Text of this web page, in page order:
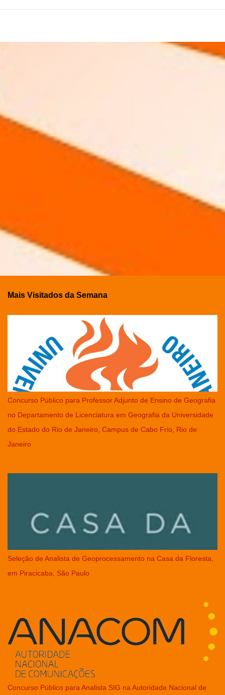
Mais Visitados da Semana
Concurso Público para Professor Adjunto de Ensino de Geografia
no Departamento de Licenciatura em Geografia da Universidade
do Estado do Rio de Janeiro, Campus de Cabo Frio, Rio de
Janeiro
Seleção de Analista de Geoprocessamento na Casa da Floresta,
em Piracicaba, São Paulo
Concurso Público para Analista SIG na Autoridade Nacional de